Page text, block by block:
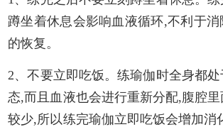
蹲坐着休息会影响血液循环,不利于
的恢复。
2、不要立即吃饭。练瑜伽时全身都
态,而且血液也会进行重新分配,腹腔
较少,所以练完瑜伽立即吃饭会增加消